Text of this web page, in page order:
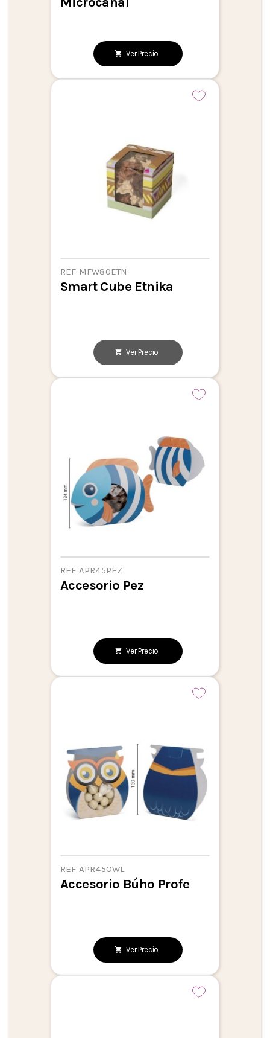
Ver Precio
REF MFW80ETN
Smart Cube Etnika
Ver Precio
REF APR45PEZ
Accesorio Pez
Ver Precio
REF APR45OWL
Accesorio Búho Profe
Ver Precio